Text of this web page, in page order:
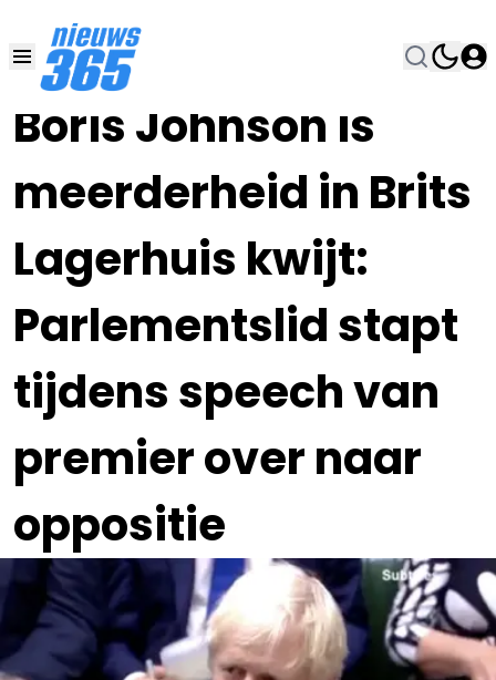
Boris Johnson is
meerderheid in Brits
Lagerhuis kwijt:
Parlementslid stapt
tijdens speech van
premier over naar
oppositie
03 SEP 2019, 17:25